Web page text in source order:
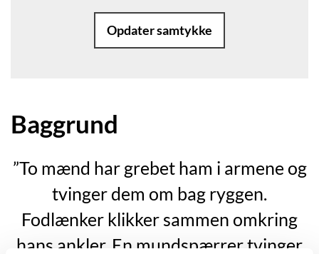
Opdater samtykke
Baggrund
”To mænd har grebet ham i armene og
tvinger dem om bag ryggen.
Fodlænker klikker sammen omkring
hans ankler. En mundspærrer tvinger